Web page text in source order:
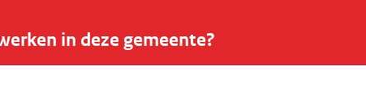
in deze gemeente?